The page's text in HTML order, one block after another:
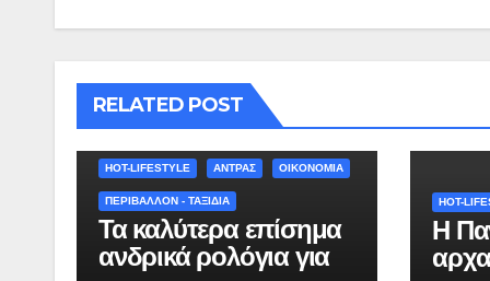
RELATED POST
HOT-LIFESTYLE ΆΝΤΡΑΣ ΟΙΚΟΝΟΜΙΑ
ΠΕΡΙΒΑΛΛΟΝ - ΤΑΞΙΔΙΑ
Τα καλύτερα επίσημα
ανδρικά ρολόγια για
HOT-
Η